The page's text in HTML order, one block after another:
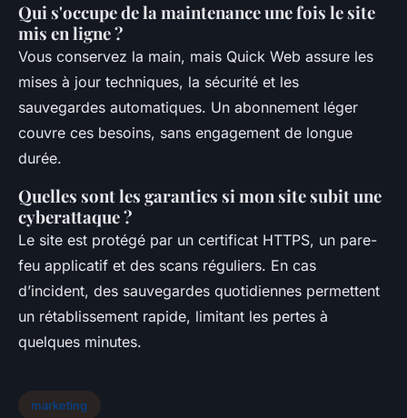
Qui s'occupe de la maintenance une fois le site
mis en ligne ?
Vous conservez la main, mais Quick Web assure les
mises à jour techniques, la sécurité et les
sauvegardes automatiques. Un abonnement léger
couvre ces besoins, sans engagement de longue
durée.
Quelles sont les garanties si mon site subit une
cyberattaque ?
Le site est protégé par un certificat HTTPS, un pare-
feu applicatif et des scans réguliers. En cas
d’incident, des sauvegardes quotidiennes permettent
un rétablissement rapide, limitant les pertes à
quelques minutes.
marketing